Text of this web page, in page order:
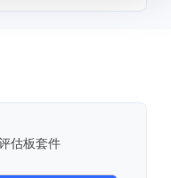
估板套件